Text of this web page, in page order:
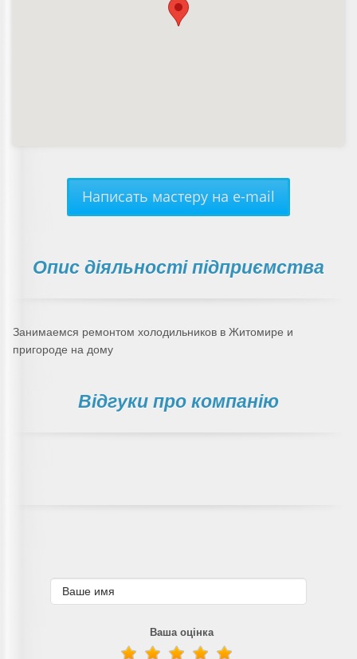
Написать мастеру на e-mail
Опис діяльності підприємства
Занимаемся ремонтом холодильников в Житомире и
пригороде на дому
Відгуки про компанію
Ваша оцінка